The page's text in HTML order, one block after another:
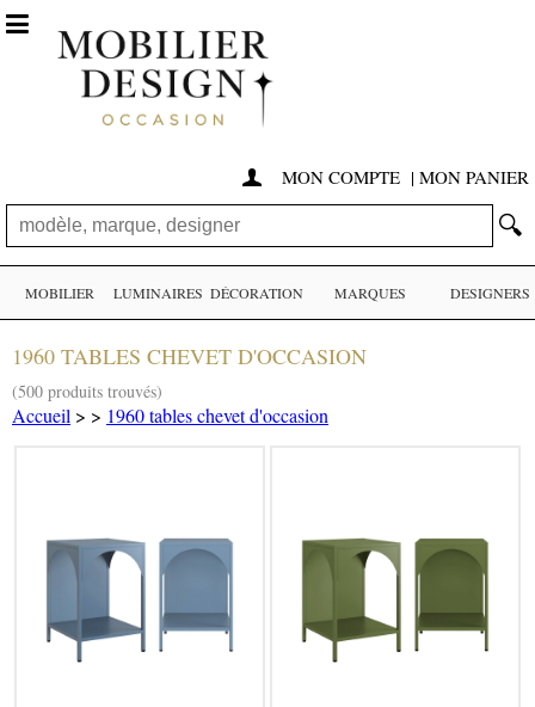
 MON COMPTE | MON PANIER
🔍

MOBILIER LUMINAIRES DÉCORATION MARQUES DESIGNERS
1960 TABLES CHEVET D'OCCASION
(500 produits trouvés)
Accueil > > 1960 tables chevet d'occasion